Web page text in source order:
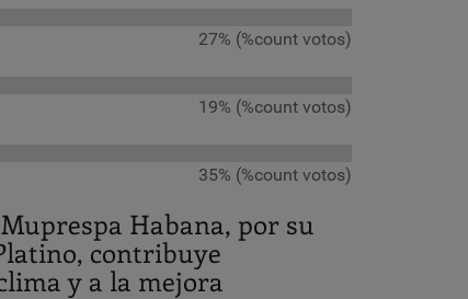
27% (%count votos)
19% (%count votos)
35% (%count votos)
Habana, por su
contribuye
y a la mejora